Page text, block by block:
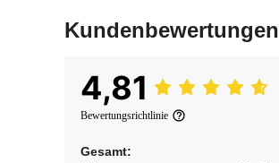
Kundenbewertungen
4,81
Bewertungsrichtlinie
Gesamt: